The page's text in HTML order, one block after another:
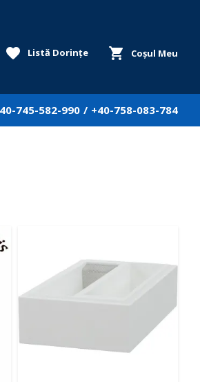
Coșul Meu
Listă Dorințe
745-582-990 / +40-758-083-784